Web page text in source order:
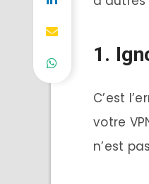
1.
C’est
votre
n’est